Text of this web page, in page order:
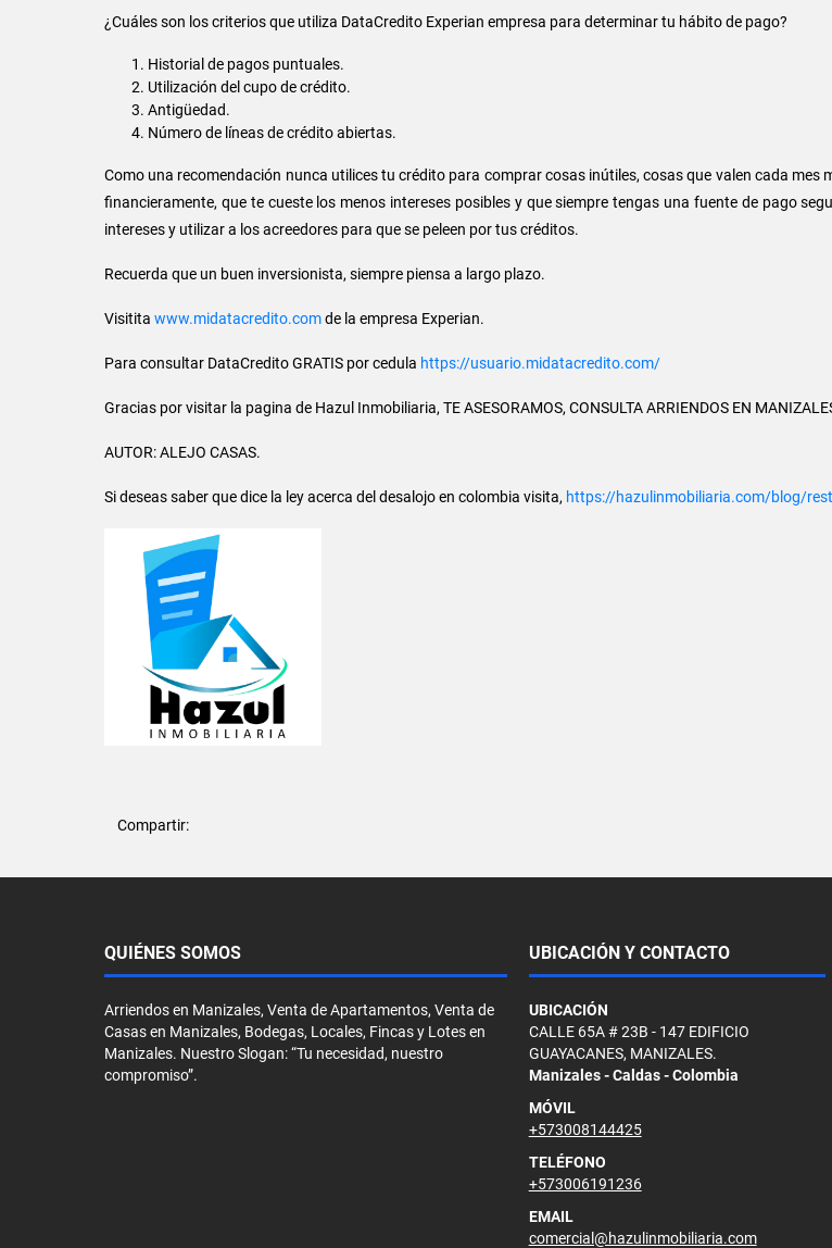
¿Cuáles son los criterios que utiliza DataCredito Experian empresa para determinar tu hábito de pago?
Historial de pagos puntuales.
Utilización del cupo de crédito.
Antigüedad.
Número de líneas de crédito abiertas.
Como una recomendación nunca utilices tu crédito para comprar cosas inútiles, cosas que valen cada
financieramente, que te cueste los menos intereses posibles y que siempre tengas una fuente de pago
intereses y utilizar a los acreedores para que se peleen por tus créditos.
Recuerda que un buen inversionista, siempre piensa a largo plazo.
Visitita www.midatacredito.comde la empresa Experian.
Para consultar DataCredito GRATIS por cedula https://usuario.midatacredito.com/
Gracias por visitar la pagina de Hazul Inmobiliaria, TE ASESORAMOS, CONSULTA ARRIENDOS EN
AUTOR: ALEJO CASAS.
Si deseas saber que dice la ley acerca del desalojo en colombia visita, https://hazulinmobiliaria.com/blog/
Compartir:
QUIÉNES SOMOS
Arriendos en Manizales, Venta de Apartamentos, Venta de
Casas en Manizales, Bodegas, Locales, Fincas y Lotes en
Manizales. Nuestro Slogan: “Tu necesidad, nuestro
compromiso”.
UBICACIÓN Y CONTACTO
UBICACIÓN
CALLE 65A # 23B - 147 EDIFICIO
GUAYACANES, MANIZALES.
Manizales - Caldas - Colombia
MÓVIL
+573008144425
TELÉFONO
+573006191236
EMAIL
comercial@hazulinmobiliaria.com